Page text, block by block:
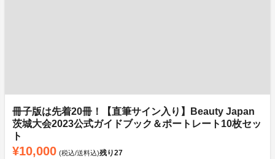
冊子版は先着20冊！【直筆サイン入り】Beauty Japan
茨城大会2023公式ガイドブック＆ポートレート10枚セッ
ト
¥10,000 (税込/送料込)残り27